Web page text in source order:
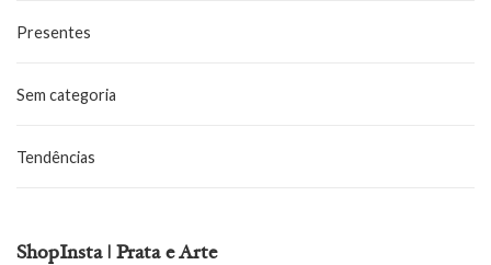
Presentes
Sem categoria
Tendências
ShopInsta | Prata e Arte